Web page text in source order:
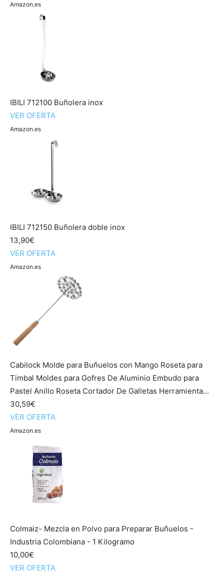
Amazon.es
IBILI 712100 Buñolera inox
VER OFERTA
Amazon.es
IBILI 712150 Buñolera doble inox
13,90€
VER OFERTA
Amazon.es
Cabilock Molde para Buñuelos con Mango Roseta para
Timbal Moldes para Gofres De Aluminio Embudo para
Pastel Anillo Roseta Cortador De Galletas Herramienta...
30,59€
VER OFERTA
Amazon.es
Colmaiz- Mezcla en Polvo para Preparar Buñuelos -
Industria Colombiana - 1 Kilogramo
10,00€
VER OFERTA